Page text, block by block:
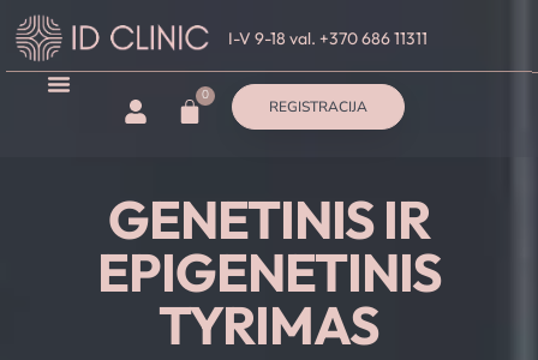
I-V 9-18 val. +370 686 11311
REGISTRACIJA
0
GENETINIS IR
EPIGENETINIS
TYRIMAS